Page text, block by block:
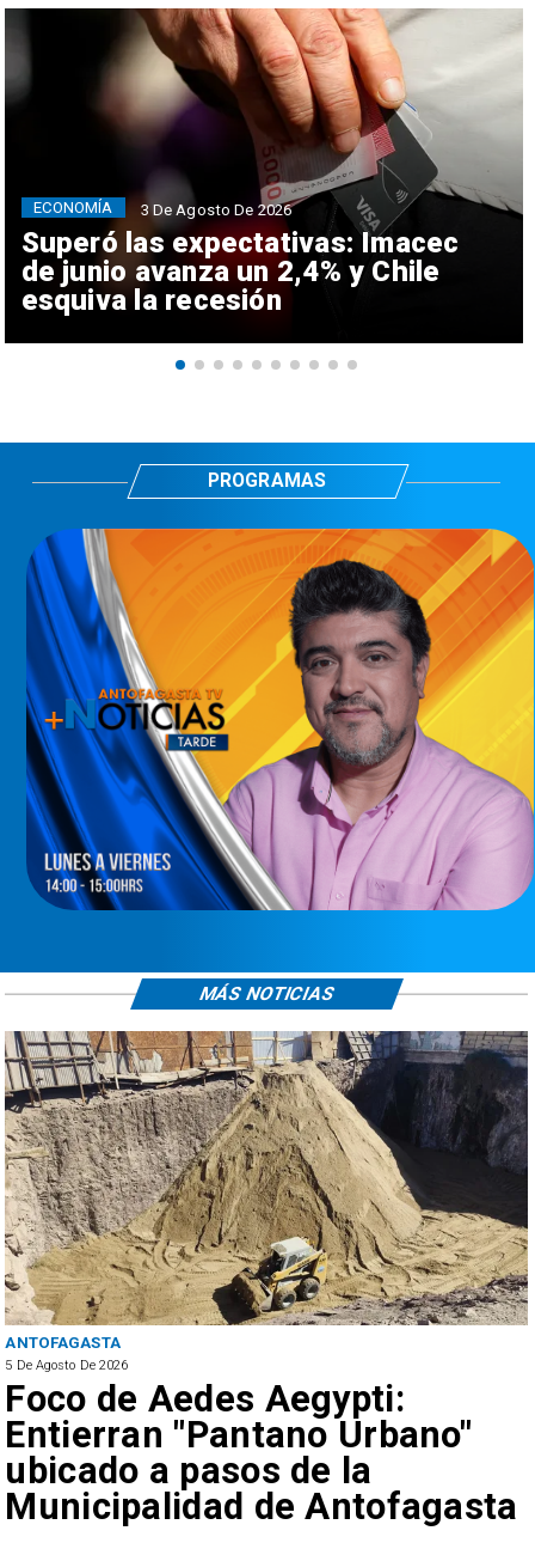
Superó las expectativas: Imacec
de junio avanza un 2,4% y Chile
esquiva la recesión
ECONOMÍA 3 De Agosto De 2026
PROGRAMAS
ANTOFAGASTA
5 De Agosto De 2026
Foco de Aedes Aegypti:
Entierran "Pantano Urbano"
ubicado a pasos de la
Municipalidad de Antofagasta
MÁS NOTICIAS